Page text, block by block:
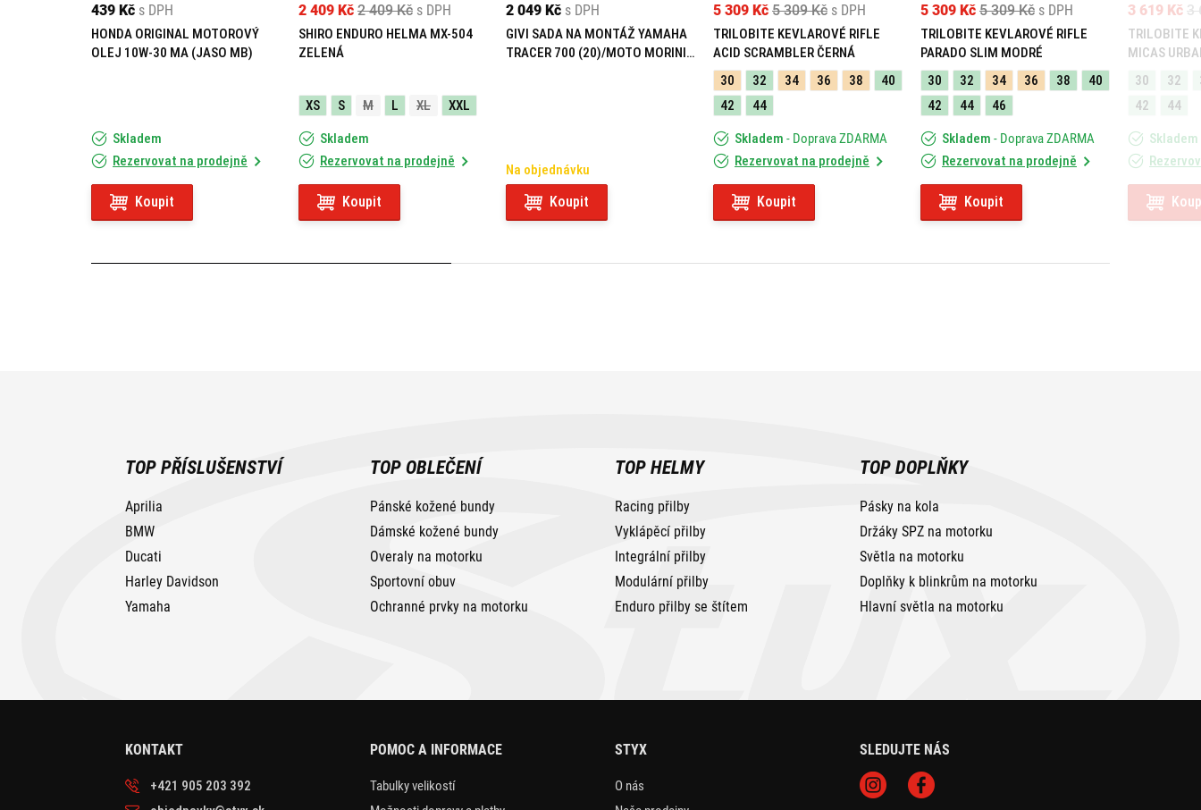
439 Kč s DPH
HONDA ORIGINAL MOTOROVÝ
OLEJ 10W-30 MA (JASO MB)
Skladem
Rezervovat na prodejně
Koupit
2 409 Kč
2 409 Kč s DPH
SHIRO ENDURO HELMA MX-504
ZELENÁ
XS S M L XL XXL
Skladem
Rezervovat na prodejně
Koupit
2 049 Kč s DPH
GIVI SADA NA MONTÁŽ YAMAHA
TRACER 700 (20)/MOTO MORINI
Na objednávku
Koupit
5 309 Kč
5 309 Kč s DPH
TRILOBITE KEVLAROVÉ RIFLE
ACID SCRAMBLER ČERNÁ
30
32 34 36 38
40
42
44
Skladem - Doprava ZDARMA
Rezervovat na prodejně
Koupit
5 309 Kč
5 309 Kč s DPH
TRILOBITE KEVLAROVÉ RIFLE
PARADO SLIM MODRÉ
30
32 34 36 38
40
42
44 46
Skladem - Doprava ZDARMA
Rezervovat na prodejně
Koupit
3
3 619 Kč
TRILOBITE
MICAS
30
32
42
44
Skladem
TOP PŘÍSLUŠENSTVÍ
Aprilia
BMW
Ducati
Harley Davidson
Yamaha
TOP OBLEČENÍ
Pánské kožené bundy
Dámské kožené bundy
Overaly na motorku
Sportovní obuv
Ochranné prvky na motorku
TOP HELMY
Racing přilby
Vyklápěcí přilby
Integrální přilby
Modulární přilby
Enduro přilby se štítem
TOP DOPLŇKY
Pásky na kola
Držáky SPZ na motorku
Světla na motorku
Doplňky k blinkrům na motorku
Hlavní světla na motorku
KONTAKT
+421 905 203 392
POMOC A INFORMACE
Tabulky velikostí
STYX
O nás
SLEDUJTE NÁS